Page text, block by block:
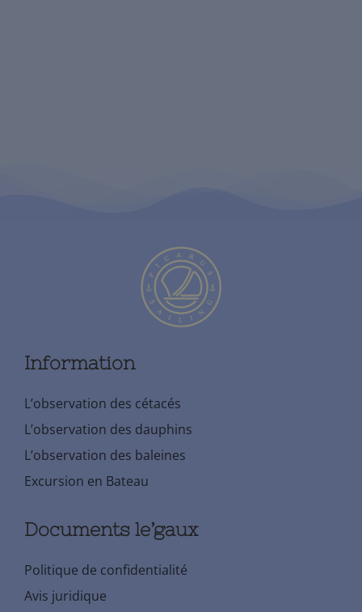
Information
L’observation des cétacés
L’observation des dauphins
L’observation des baleines
Excursion en Bateau
Documents le’gaux
Politique de confidentialité
Avis juridique